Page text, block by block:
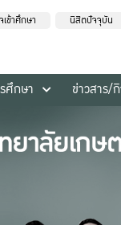
ข้าศึกษา นิสิตปัจจุบัน
ศึกษา ข่าวสาร/